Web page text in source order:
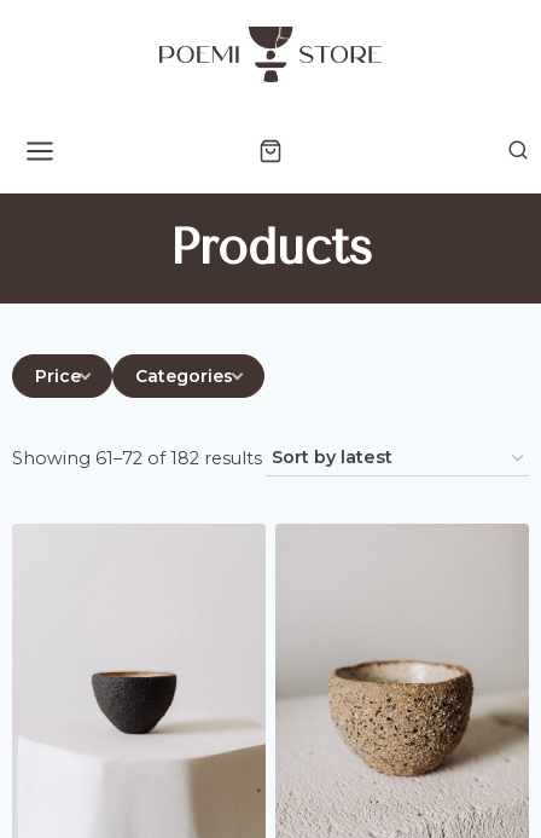
Products
Price Categories
Showing 61–72 of 182 resultsSorted
latest